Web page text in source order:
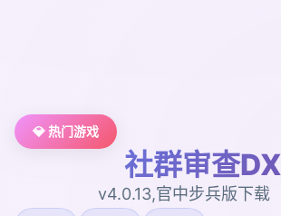
💎 热门游戏
社群审查DX
v4.0.13,官中步兵版下载